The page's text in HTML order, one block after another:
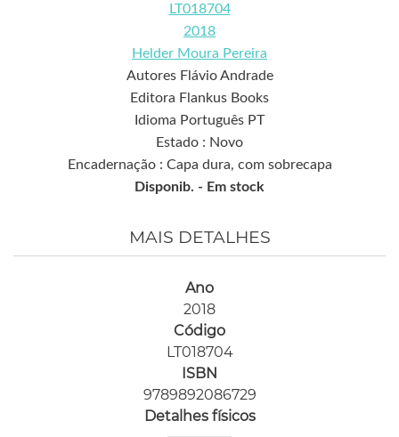
LT018704
2018
Helder Moura Pereira
Autores Flávio Andrade
Editora Flankus Books
Idioma Português PT
Estado : Novo
Encadernação : Capa dura, com sobrecapa
Disponib. - Em stock
MAIS DETALHES
Ano
2018
Código
LT018704
ISBN
9789892086729
Detalhes físicos